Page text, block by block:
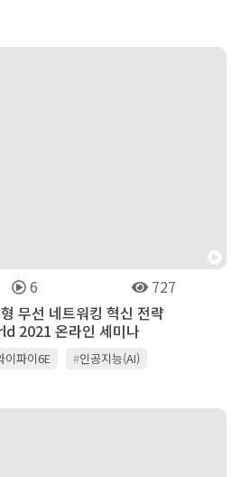
6
727
무선 네트워킹 혁신 전략
2021 온라인 세미나
이파이6E #인공지능(AI)